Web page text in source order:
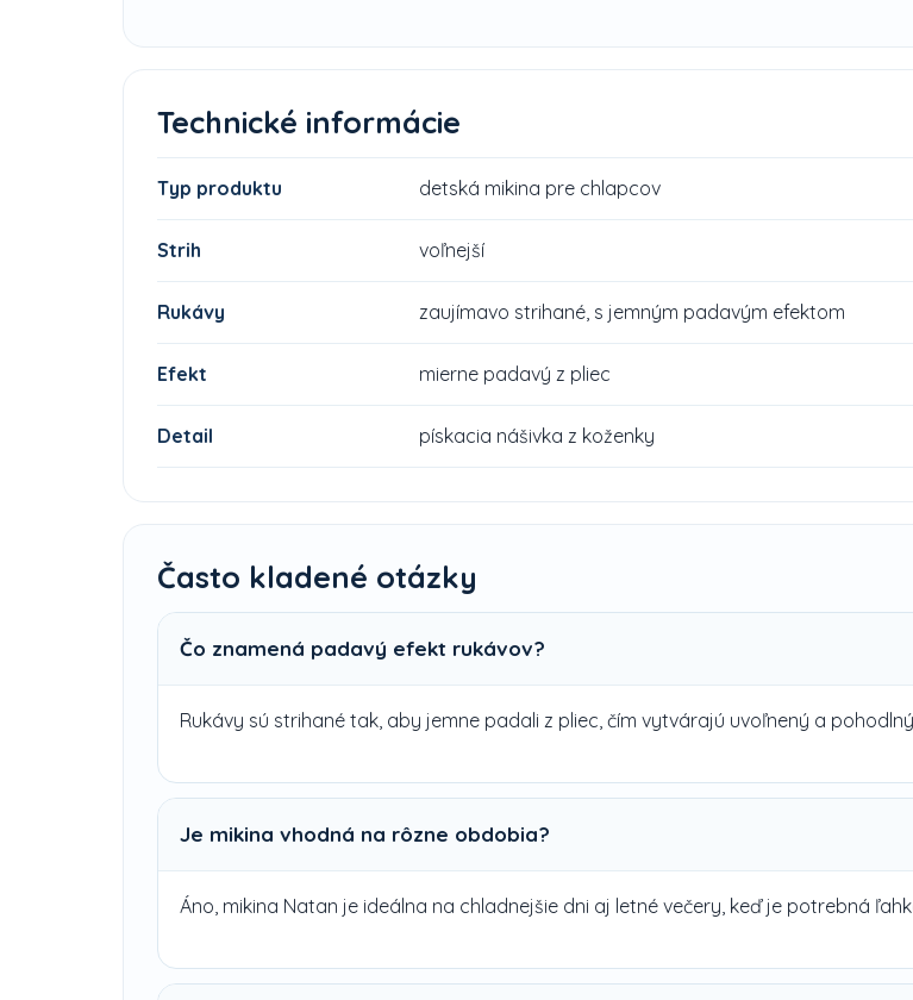
Technické informácie
Typ produktu detská mikina pre chlapcov
Strih voľnejší
Rukávy zaujímavo strihané, s jemným padavým efektom
Efekt mierne padavý z pliec
Detail pískacia nášivka z koženky
Často kladené otázky
Čo znamená padavý efekt rukávov?
Rukávy sú strihané tak, aby jemne padali z pliec, čím vytvárajú uvoľnený a
Je mikina vhodná na rôzne obdobia?
Áno, mikina Natan je ideálna na chladnejšie dni aj letné večery, keď je potrebná